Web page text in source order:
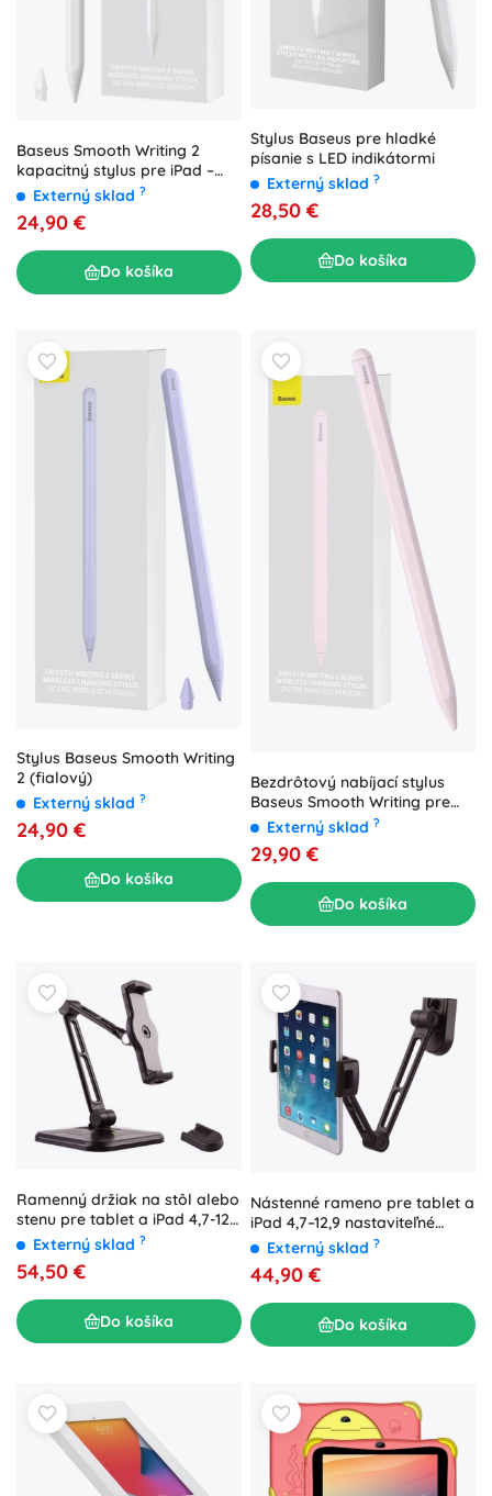
Baseus Smooth Writing 2
kapacitný stylus pre iPad –
bielyExterný sklad ?
24,90 €
Do košíka
Stylus Baseus pre hladké
písanie s LED indikátormi
Externý sklad ?
28,50 €
Do košíka
Stylus Baseus Smooth Writing
2 (fialový)
Externý sklad ?
24,90 €
Do košíka
Bezdrôtový nabíjací stylus
Baseus Smooth Writing pre
telefón/tablet (ružový)
Externý sklad ?
29,90 €
Do košíka
Ramenný držiak na stôl alebo
stenu pre tablet a iPad 4,7-12
palcov čierny
Externý sklad ?
54,50 €
Do košíka
Nástenné rameno pre tablet a
iPad 4,7–12,9 nastaviteľné
čierne
Externý sklad ?
44,90 €
Do košíka